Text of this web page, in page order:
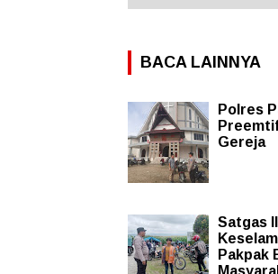
BACA LAINNYA
Polres
Gereja
Satgas
Pakpak